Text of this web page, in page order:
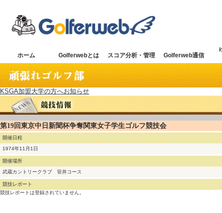
ホーム Golferwebとは スコア分析・管理 Golferweb通信
KSGA加盟大学の方へお知らせ
第19回東京中日新聞杯争奪関東女子学生ゴルフ競技会
開催日程
1974年11月1日
開催場所
武蔵カントリークラブ 笹井コース
競技レポート
競技レポートは登録されていません。